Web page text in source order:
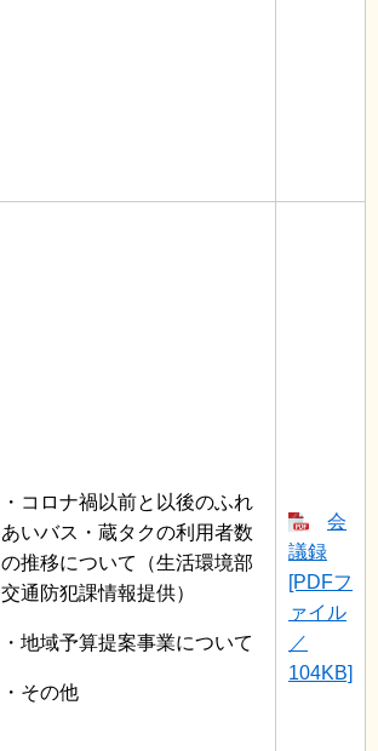
・コロナ禍以前と以後のふれ
あいバス・蔵タクの利用者数
の推移について（生活環境部
交通防犯課情報提供）
・地域予算提案事業について
・その他
会
議録
[PDFフ
ァイル
／
104KB]